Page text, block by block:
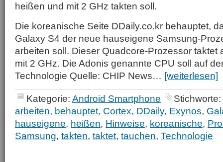
heißen und mit 2 GHz takten soll.
Die koreanische Seite DDaily.co.kr behauptet,
Galaxy S4 der neue hauseigene Samsung-
arbeiten soll. Dieser Quadcore-Prozessor taktet
mit 2 GHz. Die Adonis genannte CPU soll auf
Technologie Quelle: CHIP News… [weiterlesen]
Kategorie: Android Smartphone
Stichworte:
arbeiten, behauptet, Cortex, DDaily, Exynos,
hauseigene, heißen, Hinweise, koreanische,
Samsung, takten, taktet, tauchen, Technologie